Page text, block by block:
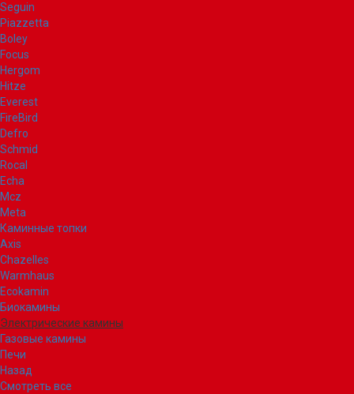
Seguin
Piazzetta
Boley
Focus
Hergom
Hitze
Everest
FireBird
Defro
Schmid
Rocal
Echa
Mcz
Meta
Каминные топки
Axis
Chazelles
Warmhaus
Ecokamin
Биокамины
Электрические камины
Газовые камины
Печи
Назад
Смотреть все